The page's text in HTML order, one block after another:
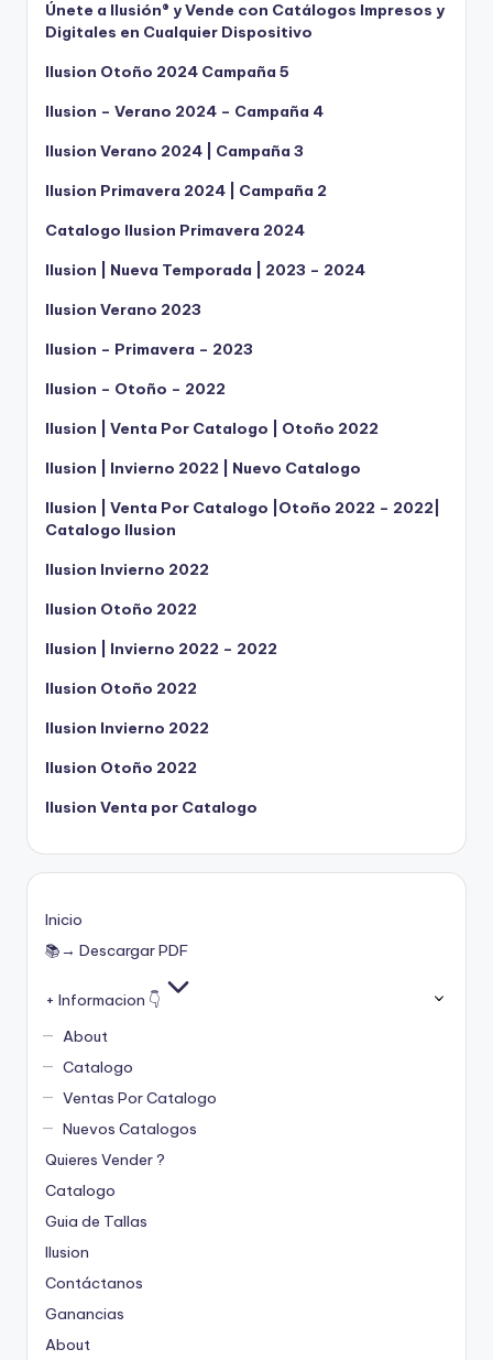
Únete a Ilusión® y Vende con Catálogos Impresos y
Digitales en Cualquier Dispositivo
Ilusion Otoño 2024 Campaña 5
Ilusion – Verano 2024 – Campaña 4
Ilusion Verano 2024 | Campaña 3
Ilusion Primavera 2024 | Campaña 2
Catalogo Ilusion Primavera 2024
Ilusion | Nueva Temporada | 2023 – 2024
Ilusion Verano 2023
Ilusion – Primavera – 2023
Ilusion – Otoño – 2022
Ilusion | Venta Por Catalogo | Otoño 2022
Ilusion | Invierno 2022 | Nuevo Catalogo
Ilusion | Venta Por Catalogo |Otoño 2022 – 2022|
Catalogo Ilusion
Ilusion Invierno 2022
Ilusion Otoño 2022
Ilusion | Invierno 2022 – 2022
Ilusion Otoño 2022
Ilusion Invierno 2022
Ilusion Otoño 2022
Ilusion Venta por Catalogo
Inicio
📚→ Descargar PDF
+ Informacion 👇
About
Catalogo
Ventas Por Catalogo
Nuevos Catalogos
Quieres Vender ?
Catalogo
Guia de Tallas
Ilusion
Contáctanos
Ganancias
About